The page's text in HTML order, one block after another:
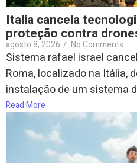
Italia cancela
proteção contra
agosto 8, 2026 / No Comments
Sistema rafael israel
Roma, localizado na Itália,
instalação de um sistema
Read More